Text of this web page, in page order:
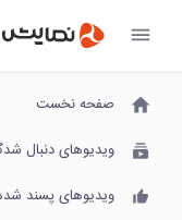
صفحه نخست
ویدیوهای دنبال
ویدیوهای پسند